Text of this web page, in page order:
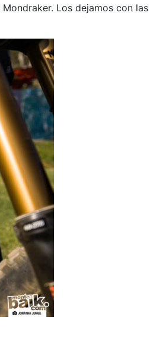
Los dejamos con las